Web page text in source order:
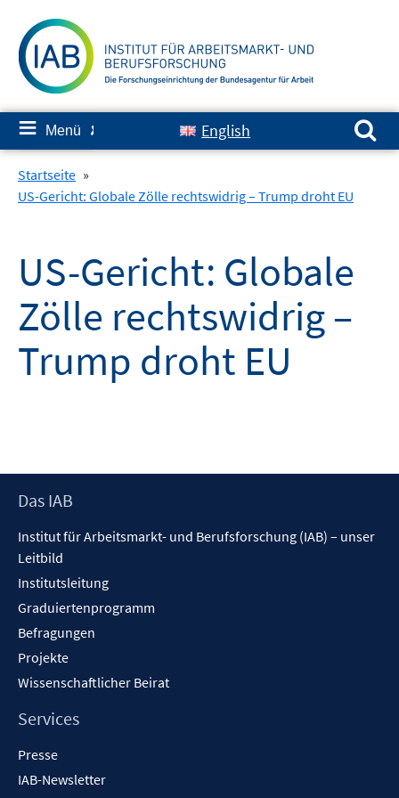
zum
Inhalt
≡ Menü ✘ English
Suchen nach:
Startseite »
US-Gericht: Globale Zölle rechtswidrig – Trump droht EU
US-Gericht: Globale
Zölle rechtswidrig –
Trump droht EU
Footer
Das IAB
Institut für Arbeitsmarkt- und Berufsforschung (IAB) – unser
Leitbild
Institutsleitung
Graduiertenprogramm
Befragungen
Projekte
Wissenschaftlicher Beirat
Services
Presse
IAB-Newsletter